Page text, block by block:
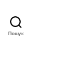
Пошук